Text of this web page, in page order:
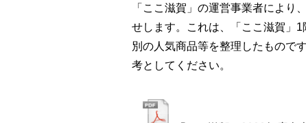
「ここ滋賀」の運営事業者により
せします。これは、「ここ滋賀」
別の人気商品等を整理したものです
考としてください。